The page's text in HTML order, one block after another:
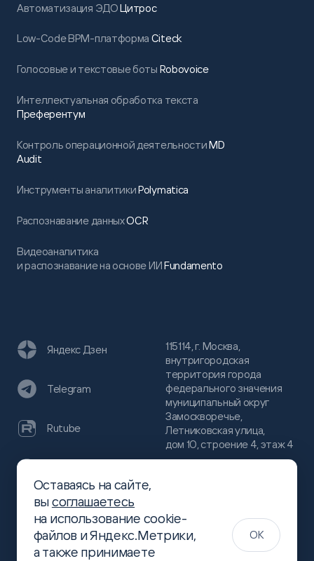
Автоматизация ЭДОЦитрос
Low-Code BPM-платформа Citeck
Голосовые и текстовые боты Robovoice
Интеллектуальная обработка текста
Преферентум
Контроль операционной деятельностиMD
Audit
Инструменты аналитикиPolymatica
Распознавание данныхOCR
Видеоаналитика
и распознавание на основе ИИFundamento
115114, г. Москва,
внутригородская
территория города
федерального значения
муниципальный округ
Замоскворечье,
Летниковская улица,
дом 10, строение 4, этаж 4
(499)
444-16-51
info@slsoft.ru
Яндекс Дзен
Telegram
Rutube
Хабр
Оставаясь на сайте,
высоглашаетесь
на использование cookie-
файлов и Яндекс.Метрики,
а также принимаете
OK